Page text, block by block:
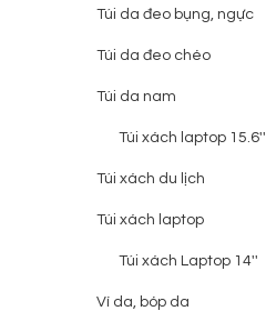
Túi da đeo bụng, ngực
Túi da đeo chéo
Túi da nam
Túi xách laptop 15.6''
Túi xách du lịch
Túi xách laptop
Túi xách Laptop 14''
Ví da, bóp da